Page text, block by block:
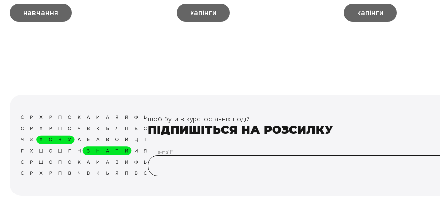
навчання капінги капінги
щоб бути в курсі останніх подій
ПІДПИШІТЬСЯ НА РОЗСИЛКУ
e-mail*